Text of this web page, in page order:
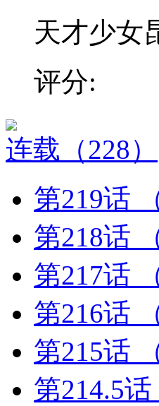
天才少女
评分:
连载 （228）
第219话
第218话
第217话
第216话
第215话
第214.5话